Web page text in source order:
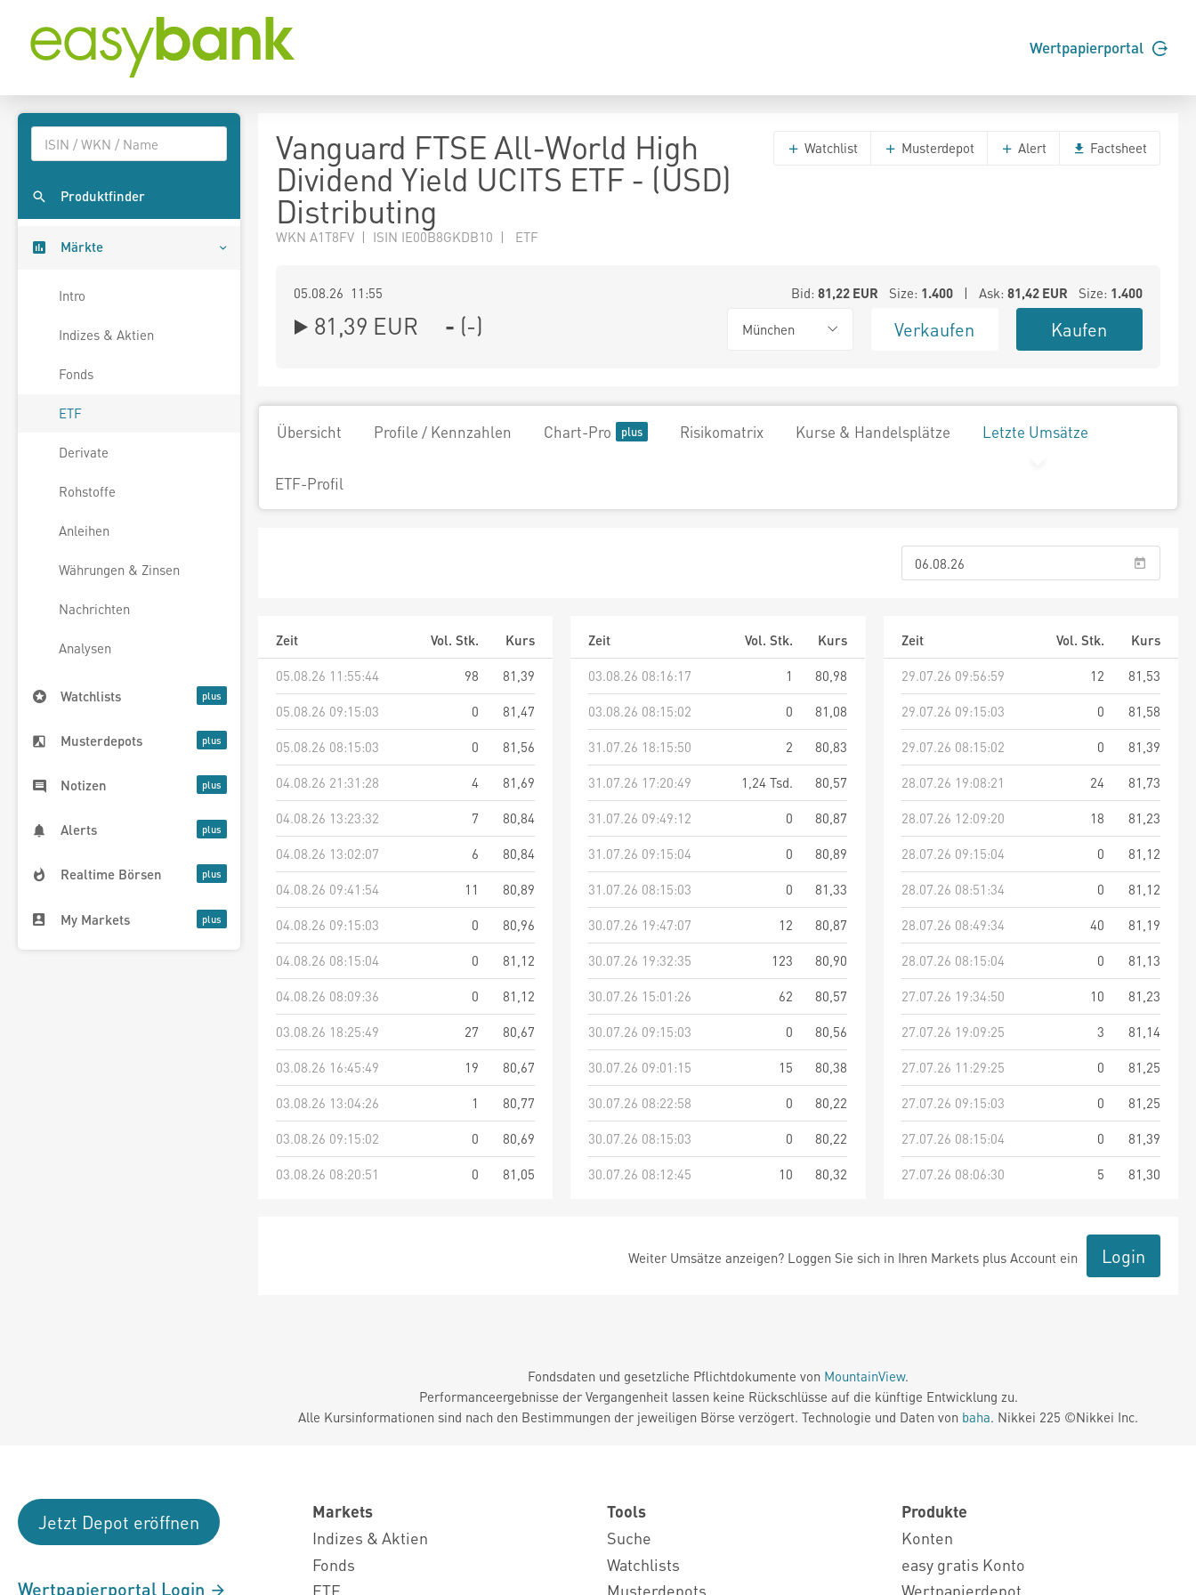
Wertpapierportal
Produktfinder
Märkte
Intro
Indizes & Aktien
Fonds
ETF
Derivate
Rohstoffe
Anleihen
Währungen & Zinsen
Nachrichten
Analysen
Watchlists
Musterdepots
Notizen
Alerts
Realtime Börsen
My Markets
Vanguard FTSE All-World High
Dividend Yield UCITS ETF - (USD)
Distributing
WKN A1T8FV | ISIN IE00B8GKDB10 | ETF
Watchlist Musterdepot Alert Factsheet
05.08.26 11:55 Bid: 81,22EUR Size: 1.400| Ask: 81,42EUR Size: 1.400
81,39 EUR - (-) München Verkaufen Kaufen
Übersicht Profile / Kennzahlen Chart-Pro Risikomatrix Kurse & Handelsplätze Letzte Umsätze
ETF-Profil
Zeit Vol. Stk.
Kurs
05.08.26 11:55:44
98
81,39
05.08.26 09:15:03
0
81,47
05.08.26 08:15:03
0
81,56
04.08.26 21:31:28
4
81,69
04.08.26 13:23:32
7
80,84
04.08.26 13:02:07
6
80,84
04.08.26 09:41:54
11
80,89
04.08.26 09:15:03
0
80,96
04.08.26 08:15:04
0
81,12
04.08.26 08:09:36
0
81,12
03.08.26 18:25:49
27
80,67
03.08.26 16:45:49
19
80,67
03.08.26 13:04:26
1
80,77
03.08.26 09:15:02
0
80,69
03.08.26 08:20:51
0 81,05
Zeit Vol. Stk.
Kurs
03.08.26 08:16:17
1
80,98
03.08.26 08:15:02
0
81,08
31.07.26 18:15:50
2
80,83
31.07.26 17:20:49
1,24 Tsd.
80,57
31.07.26 09:49:12
0
80,87
31.07.26 09:15:04
0
80,89
31.07.26 08:15:03
0
81,33
30.07.26 19:47:07
12
80,87
30.07.26 19:32:35
123
80,90
30.07.26 15:01:26
62
80,57
30.07.26 09:15:03
0
80,56
30.07.26 09:01:15
15
80,38
30.07.26 08:22:58
0
80,22
30.07.26 08:15:03
0
80,22
30.07.26 08:12:45
10 80,32
Zeit Vol. Stk.
Kurs
29.07.26 09:56:59
12
81,53
29.07.26 09:15:03
0
81,58
29.07.26 08:15:02
0
81,39
28.07.26 19:08:21
24
81,73
28.07.26 12:09:20
18
81,23
28.07.26 09:15:04
0
81,12
28.07.26 08:51:34
0
81,12
28.07.26 08:49:34
40
81,19
28.07.26 08:15:04
0
81,13
27.07.26 19:34:50
10
81,23
27.07.26 19:09:25
3
81,14
27.07.26 11:29:25
0
81,25
27.07.26 09:15:03
0
81,25
27.07.26 08:15:04
0
81,39
27.07.26 08:06:30
5 81,30
Weiter Umsätze anzeigen? Loggen Sie sich in Ihren Markets plus Account ein Login
Fondsdaten und gesetzliche Pflichtdokumente von MountainView.
Performanceergebnisse der Vergangenheit lassen keine Rückschlüsse auf die künftige Entwicklung zu.
Alle Kursinformationen sind nach den Bestimmungen der jeweiligen Börse verzögert. Technologie und Daten von baha. Nikkei 225 ©Nikkei Inc.
Jetzt Depot eröffnen
Wertpapierportal Login
Markets
Indizes & Aktien
Fonds
ETF
Tools
Suche
Watchlists
Musterdepots
Produkte
Konten
easy gratis Konto
Wertpapierdepot